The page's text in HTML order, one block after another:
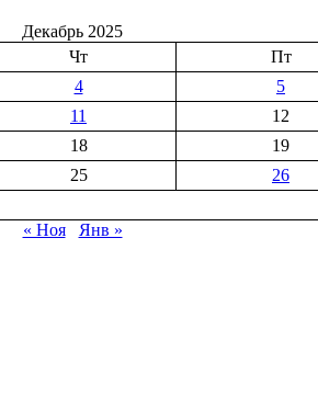
Декабрь 2025
Чт Пт
4 5
11 12
18 19
25 26
« Ноя
Янв »